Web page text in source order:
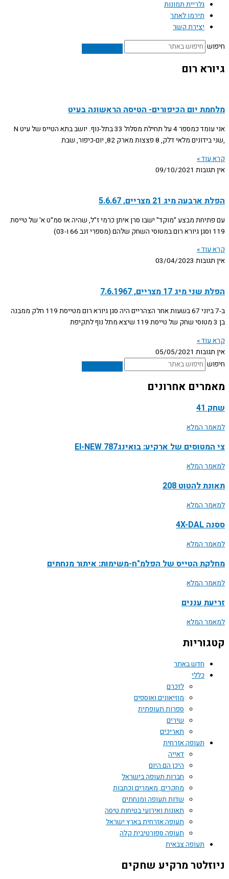
גלריית תמונות
תירמו לאתר
יצירת קשר
חיפוש
גיורא רום
מלחמת יום הכיפורים- הטיסה הראשונה בעיט
אני עומד כמספר 4 על תחילת מסלול 33 בתל-נוף. יושב בתא הטייס של עיט N
,שני בידונים מלאי דלק, 8 פצצות מארק 82, יום-כיפור, שבת
קרא עוד »
אין תגובות 09/10/2021
הפלת ארבעה מיג 21 מצריים, 5.6.67
עם פתיחת מבצע "מוקד" ישבו סרן איתן כרמי ז"ל, שהיה אז סמ"ט א' של טייסת
119 וסגן גיורא רום במטוסי השחק שלהם (מספרי זנב 66 ו-03)
קרא עוד »
אין תגובות 03/04/2023
הפלת שני מיג 17 מצריים, 7.6.1967
ב-7 ביוני 67 בשעות אחר הצהריים היה סגן גיורא רום מטייסת 119 חלק ממבנה
בן 3 מטוסי שחק של טייסת 119 שיצא מתל נוף לתקיפת
קרא עוד »
אין תגובות 05/05/2021
חיפוש
מאמרים אחרונים
שחק 41
למאמר המלא
צי המטוסים של ארקיע: בואינג787 EI-NEW
למאמר המלא
תאונת להטוט 208
למאמר המלא
ססנה 4X-DAL
למאמר המלא
מחלקת הטייס של הפלמ"ח-משימות: איתור מנחתים
למאמר המלא
זריעת עננים
למאמר המלא
קטגוריות
חדש באתר
כללי
לזכרם
מוזיאונים ואוספים
ספרות תעופתית
שירים
תאריכים
תעופה אזרחית
דאייה
היכן הם היום
חברות תעופה בישראל
מחקרים, מאמרים וכתבות
שדות תעופה ומנחתים
תאונות ואירועי בטיחות טיסה
תעופה אזרחית בארץ ישראל
תעופה ספורטיבית קלה
תעופה צבאית
ניוזלטר מרקיע שחקים